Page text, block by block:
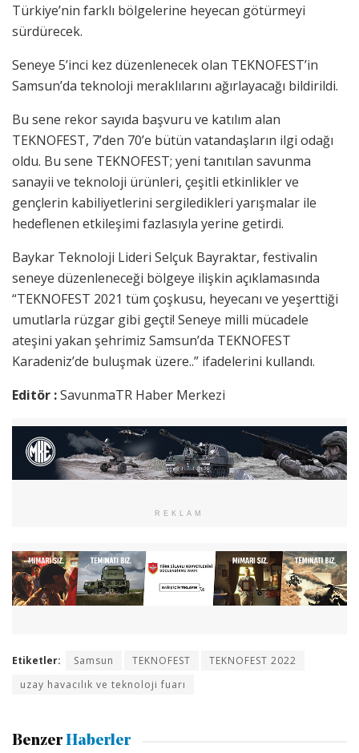
Türkiye’nin farklı bölgelerine heyecan götürmeyi
sürdürecek.
Seneye 5’inci kez düzenlenecek olan TEKNOFEST’in
Samsun’da teknoloji meraklılarını ağırlayacağı bildirildi.
Bu sene rekor sayıda başvuru ve katılım alan
TEKNOFEST, 7’den 70’e bütün vatandaşların ilgi odağı
oldu. Bu sene TEKNOFEST; yeni tanıtılan savunma
sanayii ve teknoloji ürünleri, çeşitli etkinlikler ve
gençlerin kabiliyetlerini sergiledikleri yarışmalar ile
hedeflenen etkileşimi fazlasıyla yerine getirdi.
Baykar Teknoloji Lideri Selçuk Bayraktar, festivalin
seneye düzenleneceği bölgeye ilişkin açıklamasında
“TEKNOFEST 2021 tüm çoşkusu, heyecanı ve yeşerttiği
umutlarla rüzgar gibi geçti! Seneye milli mücadele
ateşini yakan şehrimiz Samsun’da TEKNOFEST
Karadeniz’de buluşmak üzere..” ifadelerini kullandı.
Editör :SavunmaTR Haber Merkezi
REKLAM
Etiketler: Samsun TEKNOFEST
TEKNOFEST 2022
uzay havacılık ve teknoloji fuarı
Benzer Haberler